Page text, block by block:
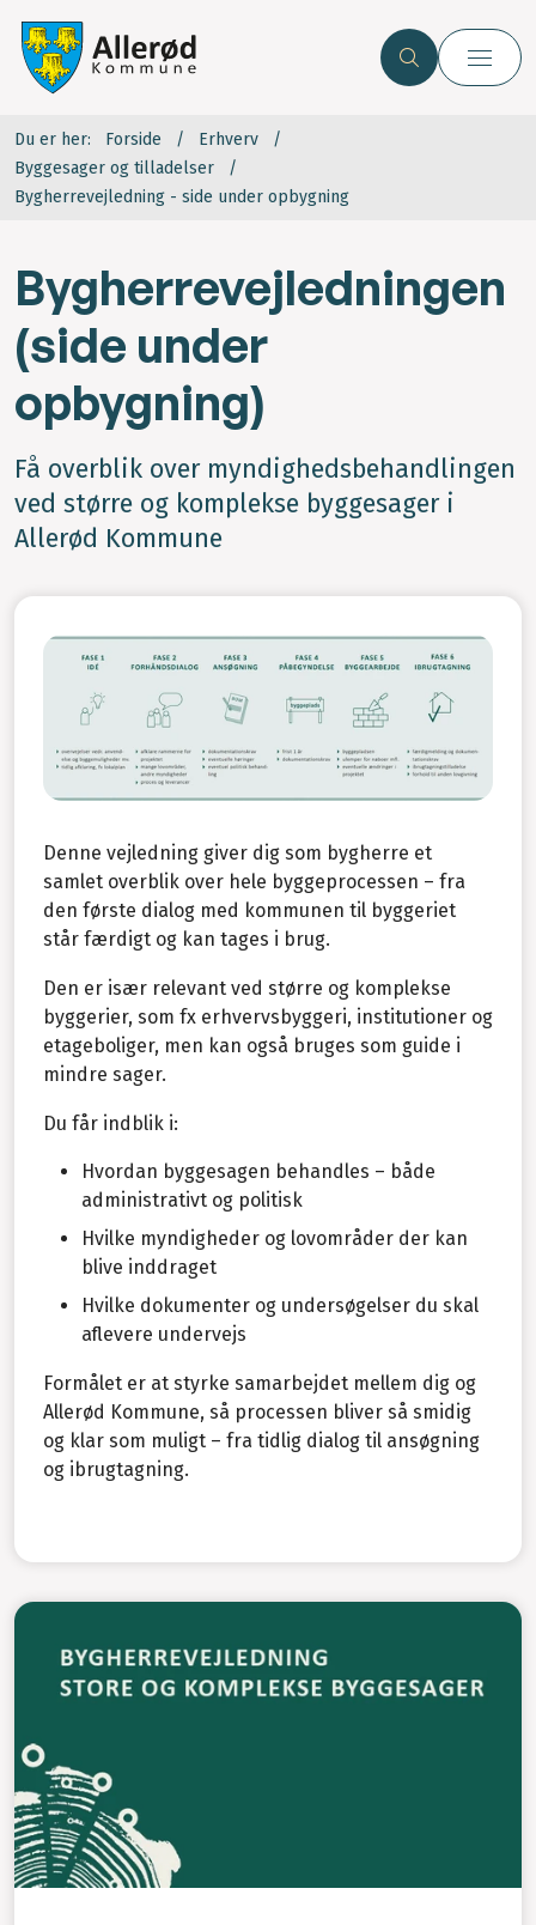
Du er her: Forside
Erhverv
Byggesager og tilladelser
Bygherrevejledning - side under opbygning
Bygherrevejledningen
(side under
opbygning)
Få overblik over myndighedsbehandlingen
ved større og komplekse byggesager i
Allerød Kommune
Denne vejledning giver dig som bygherre et
samlet overblik over hele byggeprocessen – fra
den første dialog med kommunen til byggeriet
står færdigt og kan tages i brug.
Den er især relevant ved større og komplekse
byggerier, som fx erhvervsbyggeri, institutioner og
etageboliger, men kan også bruges som guide i
mindre sager.
Du får indblik i:
Hvordan byggesagen behandles – både
administrativt og politisk
Hvilke myndigheder og lovområder der kan
blive inddraget
Hvilke dokumenter og undersøgelser du skal
aflevere undervejs
Formålet er at styrke samarbejdet mellem dig og
Allerød Kommune, så processen bliver så smidig
og klar som muligt – fra tidlig dialog til ansøgning
og ibrugtagning.